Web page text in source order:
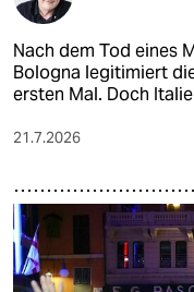
Nach dem Tod eines
Bologna legitimiert
ersten Mal. Doch
21.7.2026